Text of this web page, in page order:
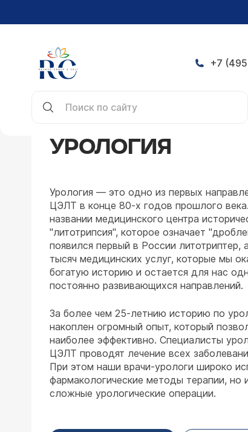
+7
УРОЛОГИЯ
Урология — это одно из первых
ЦЭЛТ в конце 80-х годов прошлого
названии медицинского центра
"литотрипсия", которое означает
появился первый в России литотриптер,
тысяч медицинских услуг, которые мы
богатую историю и остается для нас
постоянно развивающихся направлений.
За более чем 25-летнию историю по
накоплен огромный опыт, который
наиболее эффективно. Специалисты
ЦЭЛТ проводят лечение всех
При этом наши врачи-урологи широко
фармакологические методы терапии, но
сложные урологические операции.